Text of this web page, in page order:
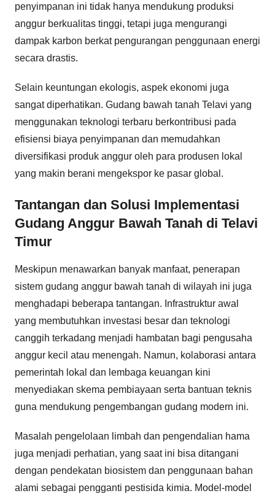
penyimpanan ini tidak hanya mendukung produksi
anggur berkualitas tinggi, tetapi juga mengurangi
dampak karbon berkat pengurangan penggunaan energi
secara drastis.
Selain keuntungan ekologis, aspek ekonomi juga
sangat diperhatikan. Gudang bawah tanah Telavi yang
menggunakan teknologi terbaru berkontribusi pada
efisiensi biaya penyimpanan dan memudahkan
diversifikasi produk anggur oleh para produsen lokal
yang makin berani mengekspor ke pasar global.
Tantangan dan Solusi Implementasi
Gudang Anggur Bawah Tanah di Telavi
Timur
Meskipun menawarkan banyak manfaat, penerapan
sistem gudang anggur bawah tanah di wilayah ini juga
menghadapi beberapa tantangan. Infrastruktur awal
yang membutuhkan investasi besar dan teknologi
canggih terkadang menjadi hambatan bagi pengusaha
anggur kecil atau menengah. Namun, kolaborasi antara
pemerintah lokal dan lembaga keuangan kini
menyediakan skema pembiayaan serta bantuan teknis
guna mendukung pengembangan gudang modern ini.
Masalah pengelolaan limbah dan pengendalian hama
juga menjadi perhatian, yang saat ini bisa ditangani
dengan pendekatan biosistem dan penggunaan bahan
alami sebagai pengganti pestisida kimia. Model-model